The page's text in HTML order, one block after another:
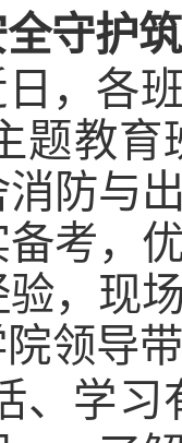
守护
，各
题教
防与
考，
验，现
领导
、学